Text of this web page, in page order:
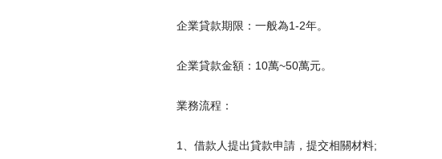
企業貸款期限：一般為1-2年。
企業貸款金額：10萬~50萬元。
業務流程：
1、借款人提出貸款申請，提交相關材料;